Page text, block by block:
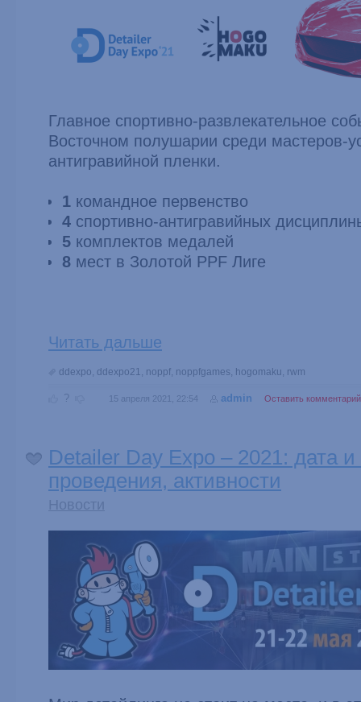
Главное спортивно-развлекательное
Восточном полушарии среди мастеров-
антигравийной пленки.
1 командное первенство
4 спортивно-антигравийных
5 комплектов медалей
8 мест в Золотой PPF Лиге
Читать дальше
ddexpo, ddexpo21, noppf, noppfgames, hogomaku, rwm
? 15 апреля 2021, 22:54 admin Оставить комментарий
Detailer Day Expo – 2021: дата
проведения, активности
Новости